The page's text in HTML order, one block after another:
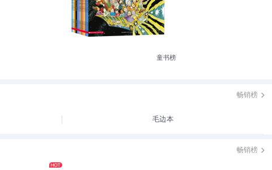
童书榜
畅销榜
毛边本
畅销榜